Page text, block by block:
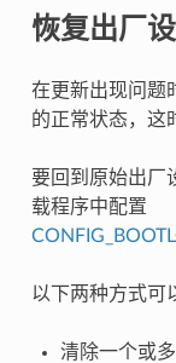
恢复出厂
在更新出现问题
的正常状态，这
要回到原始出厂
载程序中配置
以下两种方式可
清除一个或